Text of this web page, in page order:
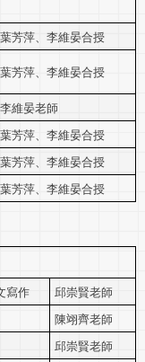
葉芳萍、李維晏合授
葉芳萍、李維晏合授
李維晏老師
葉芳萍、李維晏合授
葉芳萍、李維晏合授
葉芳萍、李維晏合授
寫作
邱崇賢老師
陳翊齊老師
邱崇賢老師